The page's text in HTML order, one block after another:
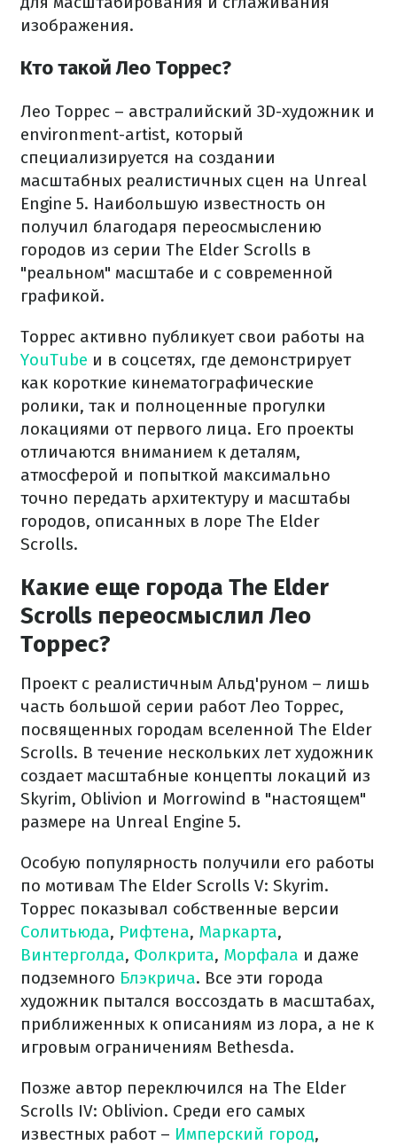
изображения.
Кто такой Лео Торрес?
Лео Торрес – австралийский 3D-художник и
environment-artist, который
специализируется на создании
масштабных реалистичных сцен на Unreal
Engine 5. Наибольшую известность он
получил благодаря переосмыслению
городов из серии The Elder Scrolls в
"реальном" масштабе и с современной
графикой.
Торрес активно публикует свои работы на
YouTube и в соцсетях, где демонстрирует
как короткие кинематографические
ролики, так и полноценные прогулки
локациями от первого лица. Его проекты
отличаются вниманием к деталям,
атмосферой и попыткой максимально
точно передать архитектуру и масштабы
городов, описанных в лоре The Elder
Scrolls.
Какие еще города The Elder
Scrolls переосмыслил Лео
Торрес?
Проект с реалистичным Альд'руном – лишь
часть большой серии работ Лео Торрес,
посвященных городам вселенной The Elder
Scrolls. В течение нескольких лет художник
создает масштабные концепты локаций из
Skyrim, Oblivion и Morrowind в "настоящем"
размере на Unreal Engine 5.
Особую популярность получили его работы
по мотивам The Elder Scrolls V: Skyrim.
Торрес показывал собственные версии
Солитьюда, Рифтена, Маркарта,
Винтерголда, Фолкрита, Морфала и даже
подземного Блэкрича. Все эти города
художник пытался воссоздать в масштабах,
приближенных к описаниям из лора, а не к
игровым ограничениям Bethesda.
Позже автор переключился на The Elder
Scrolls IV: Oblivion. Среди его самых
известных работ – Имперский город,